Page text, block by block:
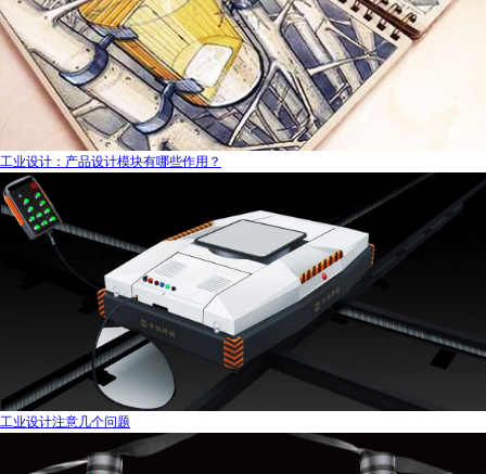
工业设计：产品设计模块有哪些作用？
工业设计注意几个问题